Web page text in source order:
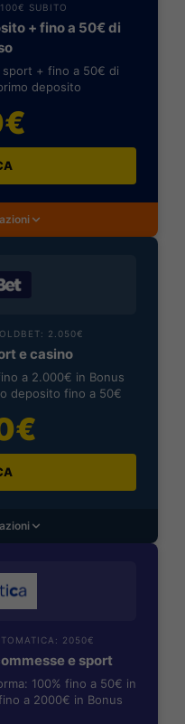
SUBITO
+ fino a 50€ di
+ fino a 50€ di
deposito
2.050€
e casino
a 2.000€ in Bonus
deposito fino a 50€
2050€
e sport
100% fino a 50€ in
a 2000€ in Bonus